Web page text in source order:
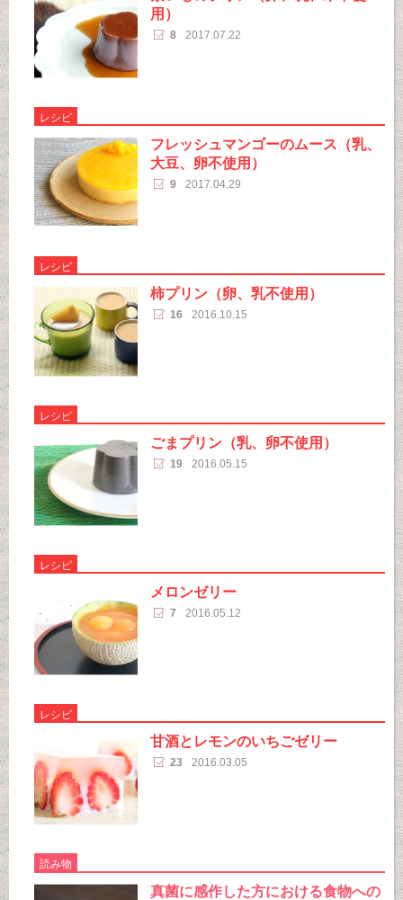
用）
8 2017.07.22
レシピ
フレッシュマンゴーのムース（乳、
大豆、卵不使用）
9 2017.04.29
レシピ
柿プリン（卵、乳不使用）
16 2016.10.15
レシピ
ごまプリン（乳、卵不使用）
19 2016.05.15
レシピ
メロンゼリー
7 2016.05.12
レシピ
甘酒とレモンのいちごゼリー
23 2016.03.05
読み物
真菌に感作した方における食物への